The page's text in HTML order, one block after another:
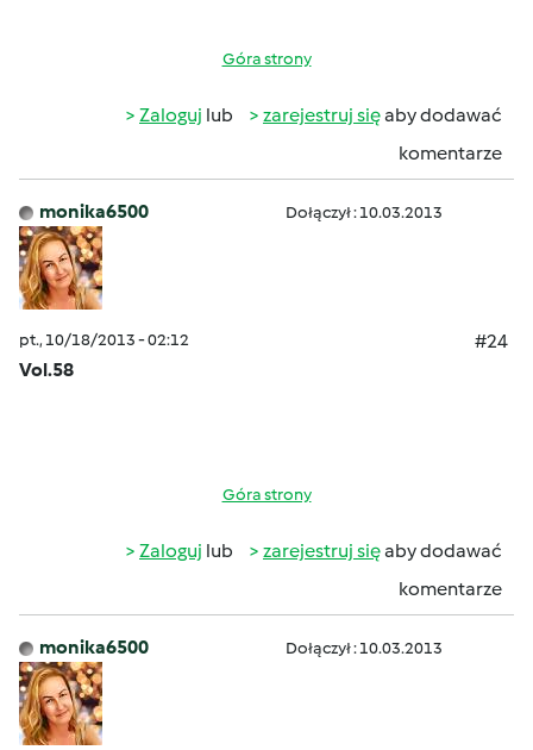
Góra strony
Zaloguj lub zarejestruj sięaby dodawać
komentarze
monika6500 Dołączył : 10.03.2013
pt., 10/18/2013 - 02:12
#24
Vol.58
Góra strony
Zaloguj lub zarejestruj sięaby dodawać
komentarze
monika6500 Dołączył : 10.03.2013